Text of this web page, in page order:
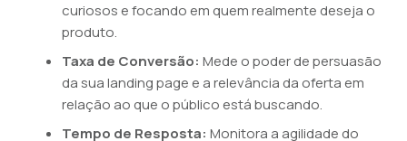
curiosos e focando em quem realmente deseja o
produto.
Taxa de Conversão: Mede o poder de persuasão
da sua landing page e a relevância da oferta em
relação ao que o público está buscando.
Tempo de Resposta: Monitora a agilidade do